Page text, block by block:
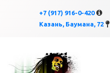
+7 (917) 916-0-420
Казань, Баумана, 72×